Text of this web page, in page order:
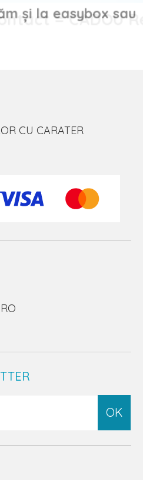
= CADOU
și la easybox sau
CU CARATER
OK